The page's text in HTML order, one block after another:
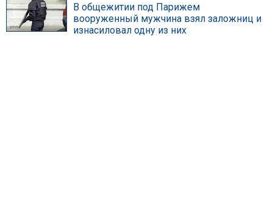
В общежитии под Парижем
вооруженный мужчина взял заложниц и
изнасиловал одну из них